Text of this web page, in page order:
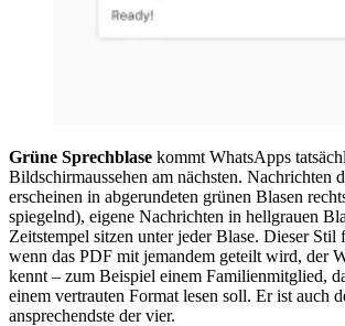
Grüne Sprechblase kommt WhatsApps
Bildschirmaussehen am nächsten. Nachrichten
erscheinen in abgerundeten grünen Blasen
spiegelnd), eigene Nachrichten in hellgrauen
Zeitstempel sitzen unter jeder Blase. Dieser Stil
wenn das PDF mit jemandem geteilt wird, der
kennt – zum Beispiel einem Familienmitglied,
einem vertrauten Format lesen soll. Er ist auch
ansprechendste der vier.